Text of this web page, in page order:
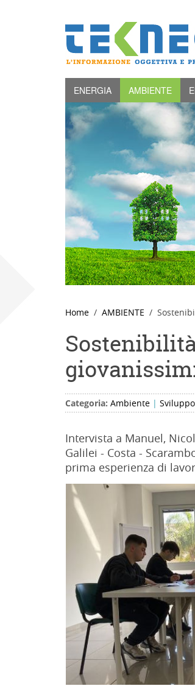
ENERGIA AMBIENTE
Home AMBIENTE
Categoria: Ambiente | Sviluppo
Intervista a Manuel,
Galilei - Costa -
prima esperienza di